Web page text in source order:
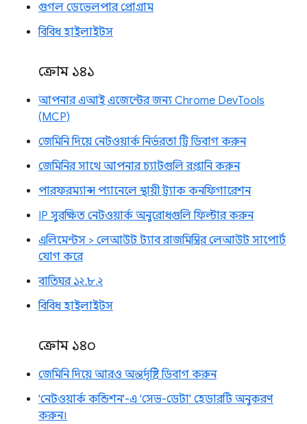
গুগল ডেভেলপার প্রোগ্রাম
বিবিধ হাইলাইটস
ক্রোম ১৪১
আপনার এআই এজেন্টের জন্য Chrome DevTools
(MCP)
জেমিনি দিয়ে নেটওয়ার্ক নির্ভরতা ট্রি ডিবাগ করুন
জেমিনির সাথে আপনার চ্যাটগুলি রপ্তানি করুন
পারফরম্যান্স প্যানেলে স্থায়ী ট্র্যাক কনফিগারেশন
IP সুরক্ষিত নেটওয়ার্ক অনুরোধগুলি ফিল্টার করুন
এলিমেন্টস > লেআউট ট্যাব রাজমিস্ত্রির লেআউট সাপোর্ট
যোগ করে
বাতিঘর ১২.৮.২
বিবিধ হাইলাইটস
ক্রোম ১৪০
জেমিনি দিয়ে আরও অন্তর্দৃষ্টি ডিবাগ করুন
'নেটওয়ার্ক কন্ডিশন'-এ 'সেভ-ডেটা' হেডারটি অনুকরণ
করুন।